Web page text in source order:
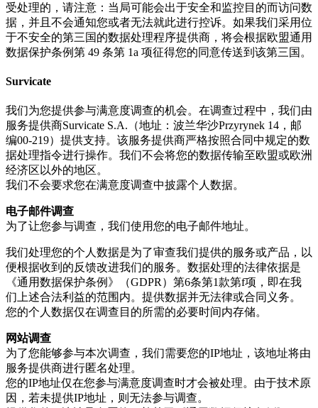
受处理的，请注意：当局可能会出于安全和监控目的而访问数
据，并且不会通知您或者无法就此进行控诉。如果我们采用位
于不安全的第三国的数据处理程序提供商，将会根据欧盟通用
数据保护条例第 49 条第 1a 项征得您的同意传送到该第三国。
Survicate
我们为您提供参与满意度调查的机会。在调查过程中，我们由
服务提供商Survicate S.A.（地址：波兰华沙Przyrynek 14，邮
编00-219）提供支持。该服务提供商严格按照合同中规定的数
据处理指令进行操作。我们不会将您的数据传输至欧盟或欧洲
经济区以外的地区。
我们不会要求您在满意度调查中披露个人数据。
电子邮件调查
为了让您参与调查，我们使用您的电子邮件地址。
我们处理您的个人数据是为了审查我们提供的服务或产品，以
便根据收到的反馈改进我们的服务。数据处理的法律依据是
《通用数据保护条例》（GDPR）第6条第1款第f项，即在我
们上述合法利益的范围内。提供数据并无法律或合同义务。
您的个人数据仅在调查目的所需的必要时间内存储。
网站调查
为了您能够参与本次调查，我们需要您的IP地址，该地址将由
服务提供商进行匿名处理。
您的IP地址仅在您参与满意度调查时才会被处理。由于技术原
因，若未提供IP地址，则无法参与调查。